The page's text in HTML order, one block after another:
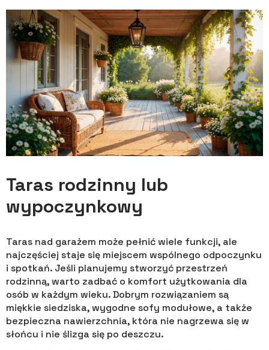
Taras rodzinny lub
wypoczynkowy
Taras nad garażem może pełnić wiele funkcji, ale
najczęściej staje się miejscem wspólnego odpoczynku
i spotkań. Jeśli planujemy stworzyć przestrzeń
rodzinną, warto zadbać o komfort użytkowania dla
osób w każdym wieku. Dobrym rozwiązaniem są
miękkie siedziska, wygodne sofy modułowe, a także
bezpieczna nawierzchnia, która nie nagrzewa się w
słońcu i nie ślizga się po deszczu.